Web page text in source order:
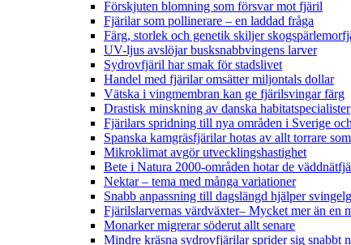
Förskjuten blomning som försvar mot fjäril
Fjärilar som pollinerare – en laddad fråga
Färg, storlek och genetik skiljer
UV-ljus avslöjar busksnabbvingens larver
Sydrovfjäril har smak för stadslivet
Handel med fjärilar omsätter miljontals dollar
Vätska i vingmembran kan ge fjärilsvingar färg
Drastisk minskning av danska habitatspecialister
Fjärilars spridning till nya områden i Sverige
Spanska kamgräsfjärilar hotas av allt torrare
Mikroklimat avgör utvecklingshastighet
Bete i Natura 2000-områden hotar de
Nektar – tema med många variationer
Snabb anpassning till dagslängd hjälper
Fjärilslarvernas värdväxter– Mycket mer än en
Monarker migrerar söderut allt senare
Mindre kräsna sydrovfjärilar sprider sig snabbt